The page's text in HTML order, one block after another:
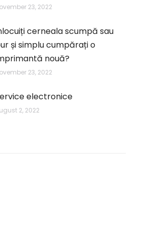
23, 2022
cerneala scumpă sau
și simplu cumpărați o
nouă?
23, 2022
electronice
2, 2022